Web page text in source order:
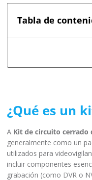
Tabla de
¿Qué es un
A Kit de circuito cerrado
generalmente como un
utilizados para
incluir componentes
grabación (como DVR o